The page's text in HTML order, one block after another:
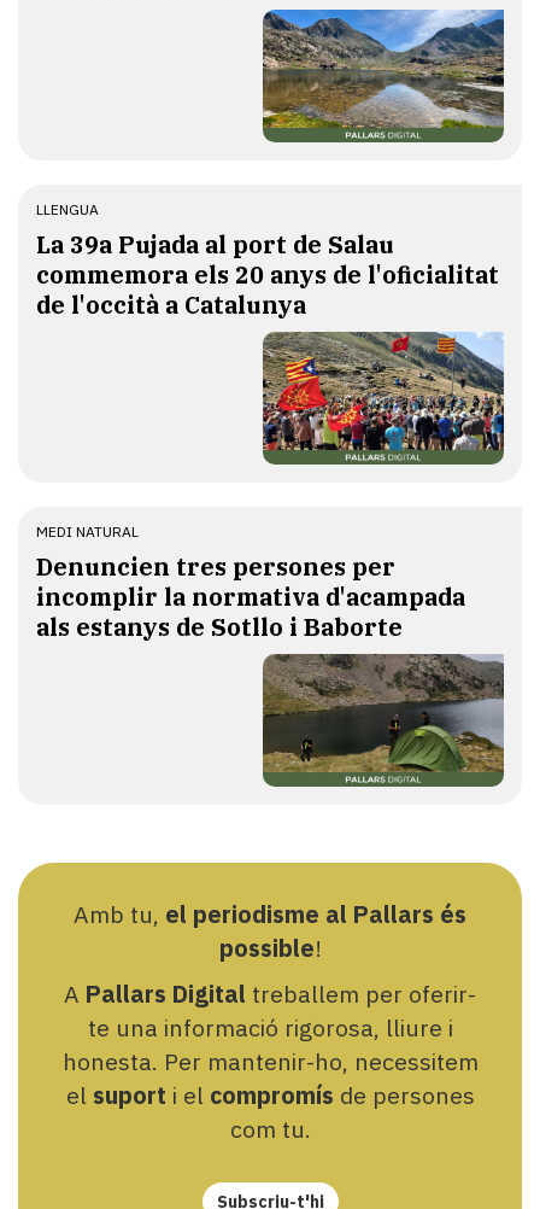
LLENGUA
​La 39a Pujada al port de Salau
commemora els 20 anys de l'oficialitat
de l'occità a Catalunya
MEDI NATURAL
Denuncien tres persones per
incomplir la normativa d'acampada
als estanys de Sotllo i Baborte
Amb tu, el periodisme al Pallars és
possible!
A Pallars Digital treballem per oferir-
te una informació rigorosa, lliure i
honesta. Per mantenir-ho, necessitem
el suport i el compromís de persones
com tu.
Subscriu-t'hi